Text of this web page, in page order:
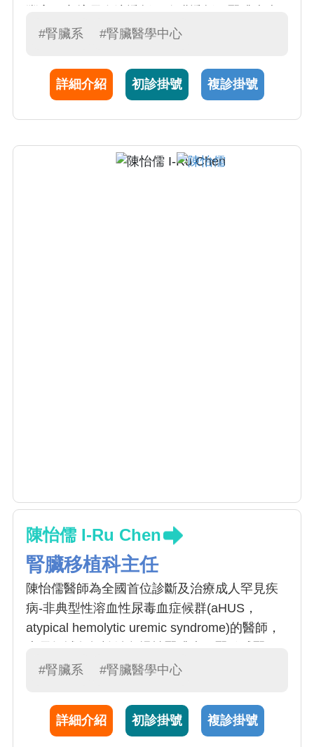
通常以血尿、蛋白尿、電解質異常、水腫、伴
稱慢性腎衰）的病人必須考慮接受透析治療、
血液透析、腹膜透析以及重症透析治療
#腎臟系 #腎臟醫學中心
詳細介紹 初診掛號 複診掛號
陳怡儒 I-Ru Chen
腎臟移植科主任
陳怡儒醫師為全國首位診斷及治療成人罕見疾
病-非典型性溶血性尿毒血症候群(aHUS，
atypical hemolytic uremic syndrome)的醫師，
炎、電解質異常、一般內科疾病、及懷孕相關
析、腹膜透析、腎臟移植患者、以及腎臟末期
的安寧照護。
#腎臟系 #腎臟醫學中心
詳細介紹 初診掛號 複診掛號